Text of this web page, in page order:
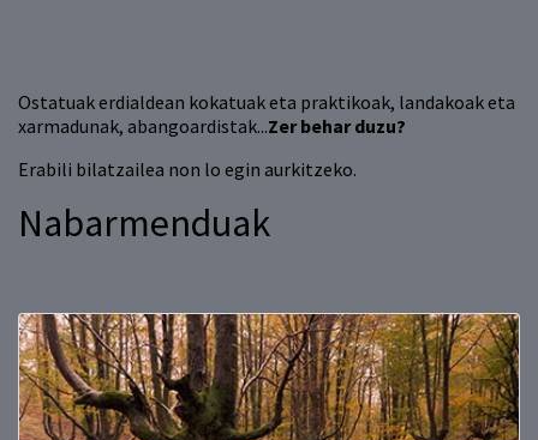
Ostatuak erdialdean kokatuak eta praktikoak, landakoak eta
xarmadunak, abangoardistak...Zer behar duzu?
Erabili bilatzailea non lo egin aurkitzeko.
Nabarmenduak